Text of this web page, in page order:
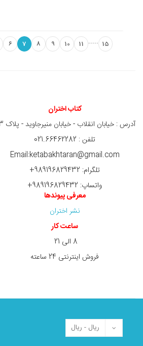
6 7 8 9 10 11 ..... 15
کتاب اختران
آدرس : خیابان انقلاب - خیابان منیرجاوید - پلاک 83
تلفن : 021.66462282
Email:ketabakhtaran@gmail.com
تلگرام: 989196829432+
واتساپ: 989196829432+
معرفی پیوندها
نشر اختران
ساعت کار
8 الی 21
فروش اینترنتی 24 ساعته